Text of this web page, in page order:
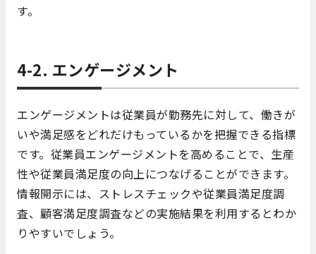
す。
4-2. エンゲージメント
エンゲージメントは従業員が勤務先に対して、働きが
いや満足感をどれだけもっているかを把握できる指標
です。従業員エンゲージメントを高めることで、生産
性や従業員満足度の向上につなげることができます。
情報開示には、ストレスチェックや従業員満足度調
査、顧客満足度調査などの実施結果を利用するとわか
りやすいでしょう。